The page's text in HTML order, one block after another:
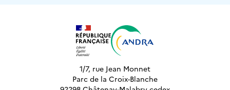
1/7, rue Jean Monnet
Parc de la Croix-Blanche